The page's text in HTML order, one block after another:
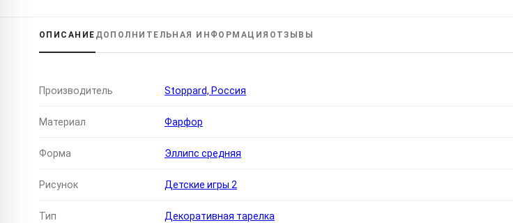
ОПИСАНИЕ ДОПОЛНИТЕЛЬНАЯ ИНФОРМАЦИЯ ОТЗЫВЫ
Производитель Stoppard, Россия
Материал Фарфор
Форма Эллипс средняя
Рисунок Детские игры 2
Тип Декоративная тарелка